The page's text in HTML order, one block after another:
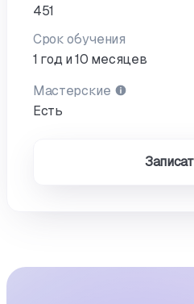
451
Срок обучения
1 год и 10 месяцев
Мастерские
Есть